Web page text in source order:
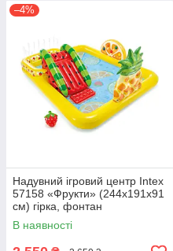
–4%
Надувний ігровий центр Intex
57158 «Фрукти» (244x191x91
см) гірка, фонтан
В наявності